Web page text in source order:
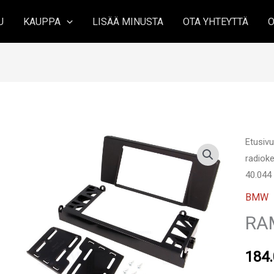
KAUPPA LISÄÄ MINUSTA OTA YHTEYTTÄ
Etusivu
40.044
BMW